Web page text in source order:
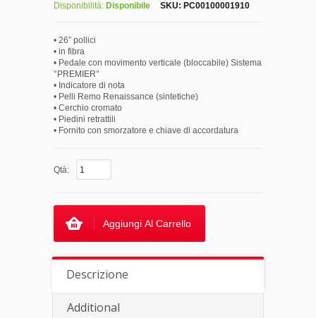
Disponibilità: Disponibile SKU: PC00100001910
• 26” pollici
• in fibra
• Pedale con movimento verticale (bloccabile) Sistema
°PREMIER°
• Indicatore di nota
• Pelli Remo Renaissance (sintetiche)
• Cerchio cromato
• Piedini retrattili
• Fornito con smorzatore e chiave di accordatura
Qtà:
Aggiungi Al Carrello
Descrizione
Additional